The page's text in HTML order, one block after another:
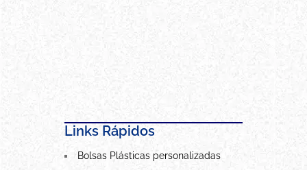
Links Rápidos
Bolsas Plásticas personalizadas